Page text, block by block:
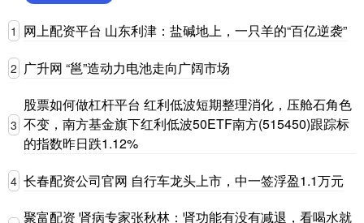
1 网上配资平台 山东利津：盐碱地上，一只羊的“百亿逆袭”
2 广升网 “邕”造动力电池走向广阔市场
3
股票如何做杠杆平台 红利低波短期整理消化，压舱石角色
不变，南方基金旗下红利低波50ETF南方(515450)跟踪标
的指数昨日跌1.12%
4 长春配资公司官网 自行车龙头上市，中一签浮盈1.1万元
聚富配资 肾病专家张秋林：肾功能有没有减退，看喝水就